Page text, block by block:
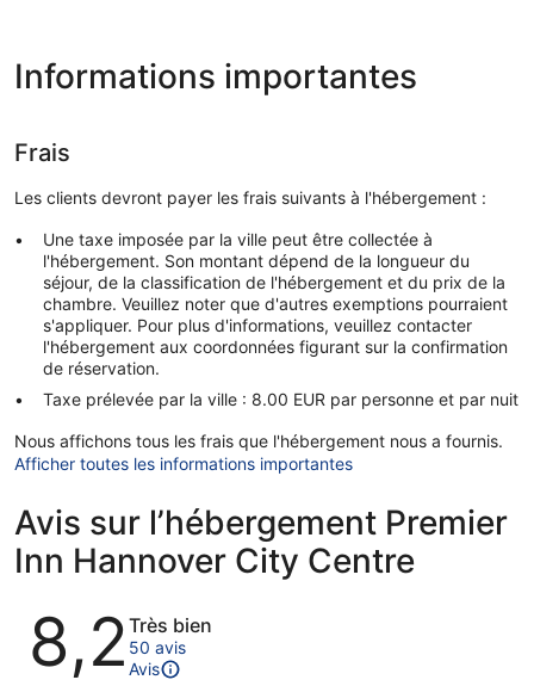
Informations importantes
Frais
Les clients devront payer les frais suivants à l'hébergement :
Une taxe imposée par la ville peut être collectée à
l'hébergement. Son montant dépend de la longueur du
séjour, de la classification de l'hébergement et du prix de la
chambre. Veuillez noter que d'autres exemptions pourraient
s'appliquer. Pour plus d'informations, veuillez contacter
l'hébergement aux coordonnées figurant sur la confirmation
de réservation.
Taxe prélevée par la ville : 8.00 EUR par personne et par nuit
Nous affichons tous les frais que l'hébergement nous a fournis.
Afficher toutes les informations importantes
Avis sur l’hébergement Premier
Inn Hannover City Centre
Avis
8,2 Très bien
50 avis
Avis